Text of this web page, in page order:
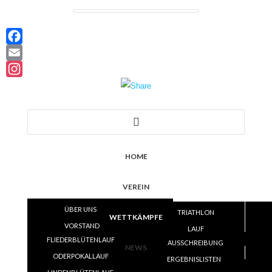
Instagram
HOME
VEREIN
ÜBER UNS TRIATHLON
LAUF
VOLLEYBALL
SKI
VORSTAND
SATZUNG
TRAINING
WETTKÄMPFE
FLIEDERBLÜTENLAUF AUSSCHREIBUNG
ERGEBNISLISTEN
ODERPOKALLAUF
ERGEBNISLISTEN
NEWS